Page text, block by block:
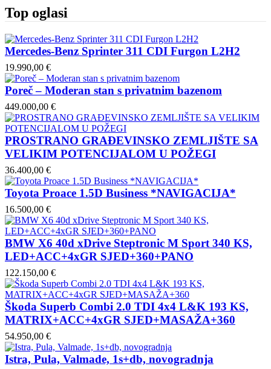
Top oglasi
Mercedes-Benz Sprinter 311 CDI Furgon L2H2
19.990,00 €
Poreč – Moderan stan s privatnim bazenom
449.000,00 €
PROSTRANO GRAĐEVINSKO ZEMLJIŠTE SA
VELIKIM POTENCIJALOM U POŽEGI
36.400,00 €
Toyota Proace 1.5D Business *NAVIGACIJA*
16.500,00 €
BMW X6 40d xDrive Steptronic M Sport 340 KS,
LED+ACC+4xGR SJED+360+PANO
122.150,00 €
Škoda Superb Combi 2.0 TDI 4x4 L&K 193 KS,
MATRIX+ACC+4xGR SJED+MASAŽA+360
54.950,00 €
Istra, Pula, Valmade, 1s+db, novogradnja